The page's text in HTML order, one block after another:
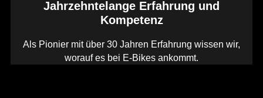
Jahrzehntelange Erfahrung und
Kompetenz
Als Pionier mit über 30 Jahren Erfahrung wissen wir,
worauf es bei E-Bikes ankommt.